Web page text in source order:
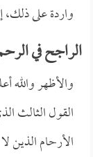
واردة على ذلك،
الراجح في
والأظهر والله
القول الثالث
الأرحام الذين